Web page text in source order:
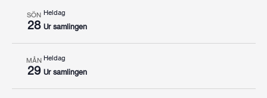
SÖN
28
Heldag
Ur samlingen
MÅN
29
Heldag
Ur samlingen